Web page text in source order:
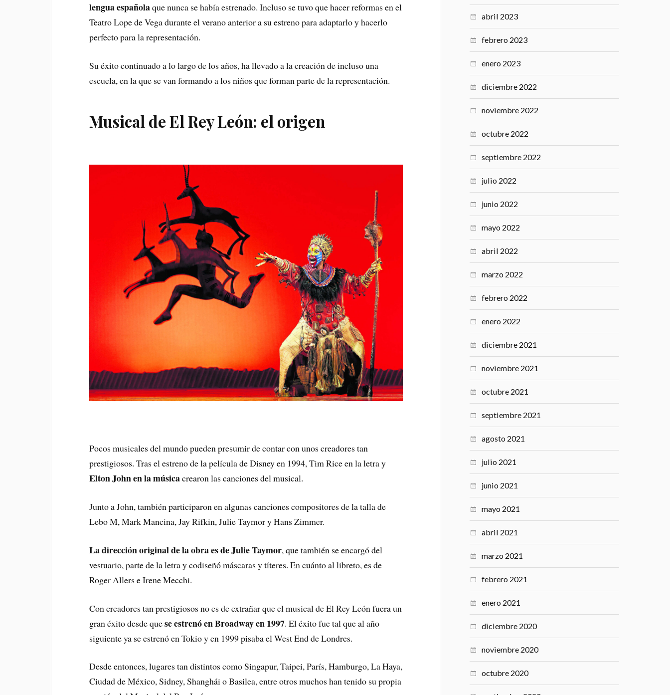
lengua españolaque nunca se había estrenado. Incluso se tuvo que hacer reformas en el
Teatro Lope de Vega durante el verano anterior a su estreno para adaptarlo y hacerlo
perfecto para la representación.
Su éxito continuado a lo largo de los años, ha llevado a la creación de incluso una
escuela, en la que se van formando a los niños que forman parte de la representación.
Musical de El Rey León: el origen
Pocos musicales del mundo pueden presumir de contar con unos creadores tan
prestigiosos. Tras el estreno de la película de Disney en 1994, Tim Rice en la letra y
Elton John en la músicacrearon las canciones del musical.
Junto a John, también participaron en algunas canciones compositores de la talla de
Lebo M, Mark Mancina, Jay Rifkin, Julie Taymor y Hans Zimmer.
La dirección original de la obra es de Julie Taymor, que también se encargó del
vestuario, parte de la letra y codiseñó máscaras y títeres. En cuánto al libreto, es de
Roger Allers e Irene Mecchi.
Con creadores tan prestigiosos no es de extrañar que el musical de El Rey León fuera un
gran éxito desde quese estrenó en Broadway en 1997. El éxito fue tal que al año
siguiente ya se estrenó en Tokio y en 1999 pisaba el West End de Londres.
Desde entonces, lugares tan distintos como Singapur, Taipei, París, Hamburgo, La Haya,
Ciudad de México, Sidney, Shanghái o Basilea, entre otros muchos han tenido su propia
abril 2023
febrero 2023
enero 2023
diciembre 2022
noviembre 2022
octubre 2022
septiembre 2022
julio 2022
junio 2022
mayo 2022
abril 2022
marzo 2022
febrero 2022
enero 2022
diciembre 2021
noviembre 2021
octubre 2021
septiembre 2021
agosto 2021
julio 2021
junio 2021
mayo 2021
abril 2021
marzo 2021
febrero 2021
enero 2021
diciembre 2020
noviembre 2020
octubre 2020